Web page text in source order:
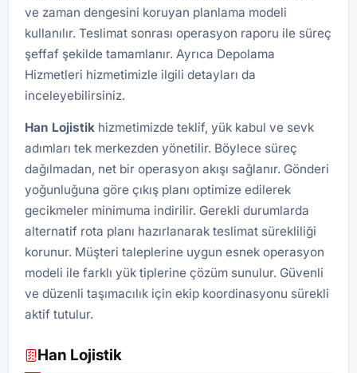
ve zaman dengesini koruyan planlama modeli
kullanılır. Teslimat sonrası operasyon raporu ile süreç
şeffaf şekilde tamamlanır. Ayrıca Depolama
Hizmetleri hizmetimizle ilgili detayları da
inceleyebilirsiniz.
Han Lojistik hizmetimizde teklif, yük kabul ve sevk
adımları tek merkezden yönetilir. Böylece süreç
dağılmadan, net bir operasyon akışı sağlanır. Gönderi
yoğunluğuna göre çıkış planı optimize edilerek
gecikmeler minimuma indirilir. Gerekli durumlarda
alternatif rota planı hazırlanarak teslimat sürekliliği
korunur. Müşteri taleplerine uygun esnek operasyon
modeli ile farklı yük tiplerine çözüm sunulur. Güvenli
ve düzenli taşımacılık için ekip koordinasyonu sürekli
aktif tutulur.
Han Lojistik